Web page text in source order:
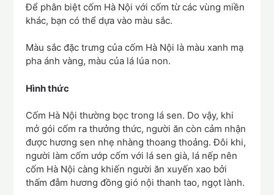
Để phân biệt cốm Hà Nội với cốm từ các vùng miền
khác, bạn có thể dựa vào màu sắc.
Màu sắc đặc trưng của cốm Hà Nội là màu xanh mạ
pha ánh vàng, màu của lá lúa non.
Hình thức
Cốm Hà Nội thường bọc trong lá sen. Do vậy, khi
mở gói cốm ra thưởng thức, người ăn còn cảm nhận
được hương sen nhẹ nhàng thoang thoảng. Đôi khi,
người làm cốm ướp cốm với lá sen già, lá nếp nên
cốm Hà Nội càng khiến người ăn xuyến xao bởi
thấm đẫm hương đồng gió nội thanh tao, ngọt lành.